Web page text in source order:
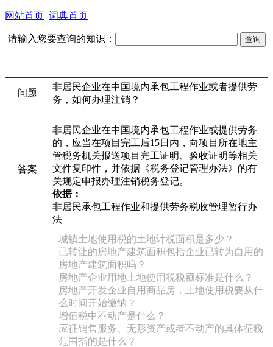
网站首页 词典首页
请输入您要查询的知识：
问题
非居民企业在中国境内承包工程作业或者提供劳
务，如何办理注销？
答案
非居民企业在中国境内承包工程作业或提供劳务
的，应当在项目完工后15日内，向项目所在地主
管税务机关报送项目完工证明、验收证明等相关
文件复印件，并依据《税务登记管理办法》的有
关规定申报办理注销税务登记。
依据：
非居民承包工程作业和提供劳务税收管理暂行办
法
城镇土地使用税的土地计税面积是多少？
已转让的房地产建筑面积包括企业已转为自用的
房地产建筑面积吗？
房地产企业用地土地使用税税额标准是什么？
房地产开发企业自用商品房，土地使用税要从什
么时间开始缴纳？
增值税中不动产是什么？
应征销售服务、无形资产或者不动产的具体征税
范围指的是什么？